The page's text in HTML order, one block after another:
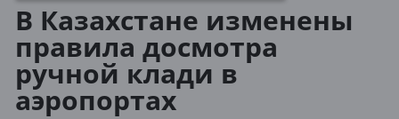
В Казахстане изменены
правила досмотра
ручной клади в
аэропортах